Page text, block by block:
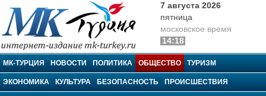
МК-Турция
7 августа 2026
пятница
московское время
14:18
МК-ТУРЦИЯ НОВОСТИ ПОЛИТИКА ОБЩЕСТВО ТУРИЗМ
ЭКОНОМИКА КУЛЬТУРА БЕЗОПАСНОСТЬ ПРОИСШЕСТВИЯ